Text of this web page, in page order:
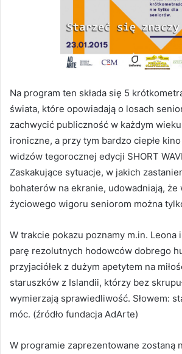
Na program ten składa się 5
świata, które opowiadają o losach
zachwycić publiczność w każdym
ironiczne, a przy tym bardzo ciepłe
widzów tegorocznej edycji SHORT
Zaskakujące sytuacje, w jakich
bohaterów na ekranie, udowadniają, że
życiowego wigoru seniorom można
W trakcie pokazu poznamy m.in. Leona
parę rezolutnych hodowców dobrego
przyjaciółek z dużym apetytem na
staruszków z Islandii, którzy bez
wymierzają sprawiedliwość. Słowem:
móc. (źródło fundacja AdArte)
W programie zaprezentowane zostaną